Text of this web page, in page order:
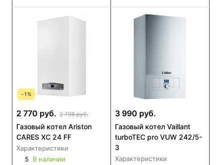
-1%
2 770 руб. 2 798 руб.
Газовый котел Ariston
CARES XC 24 FF
Характеристики
5
В наличии
3 990 руб.
Газовый котел Vaillant
turboTEC pro VUW 242/5-
3
Характеристики